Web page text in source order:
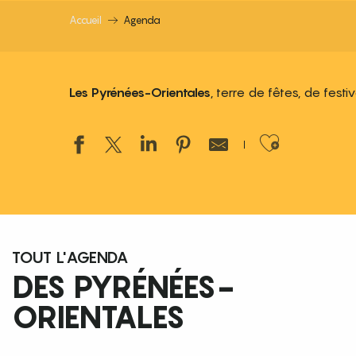
Accueil Agenda
Les Pyrénées-Orientales, terre de fêtes, de
TOUT L'AGENDA
DES PYRÉNÉES-
ORIENTALES